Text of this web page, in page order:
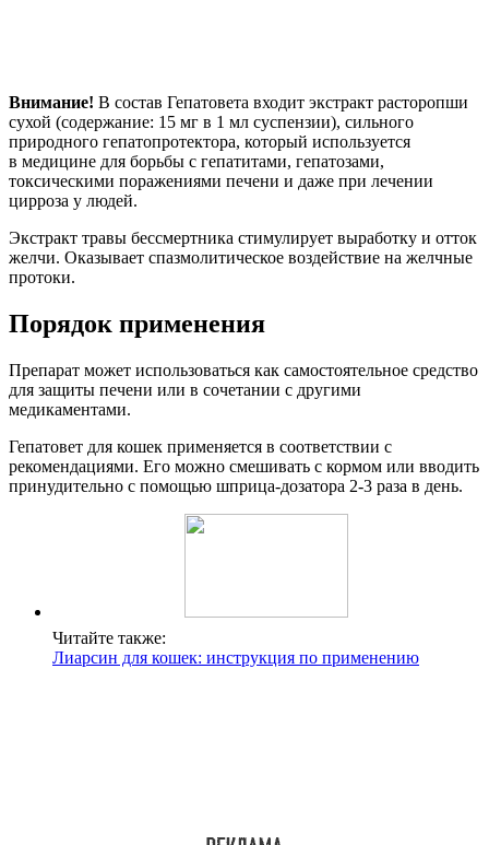
Внимание! В состав Гепатовета входит экстракт расторопши
сухой (содержание: 15 мг в 1 мл суспензии), сильного
природного гепатопротектора, который используется
в медицине для борьбы с гепатитами, гепатозами,
токсическими поражениями печени и даже при лечении
цирроза у людей.
Экстракт травы бессмертника стимулирует выработку и отток
желчи. Оказывает спазмолитическое воздействие на желчные
протоки.
Порядок применения
Препарат может использоваться как самостоятельное средство
для защиты печени или в сочетании с другими
медикаментами.
Гепатовет для кошек применяется в соответствии с
рекомендациями. Его можно смешивать с кормом или вводить
принудительно с помощью шприца-дозатора 2-3 раза в день.
Читайте также:
Лиарсин для кошек: инструкция по применению